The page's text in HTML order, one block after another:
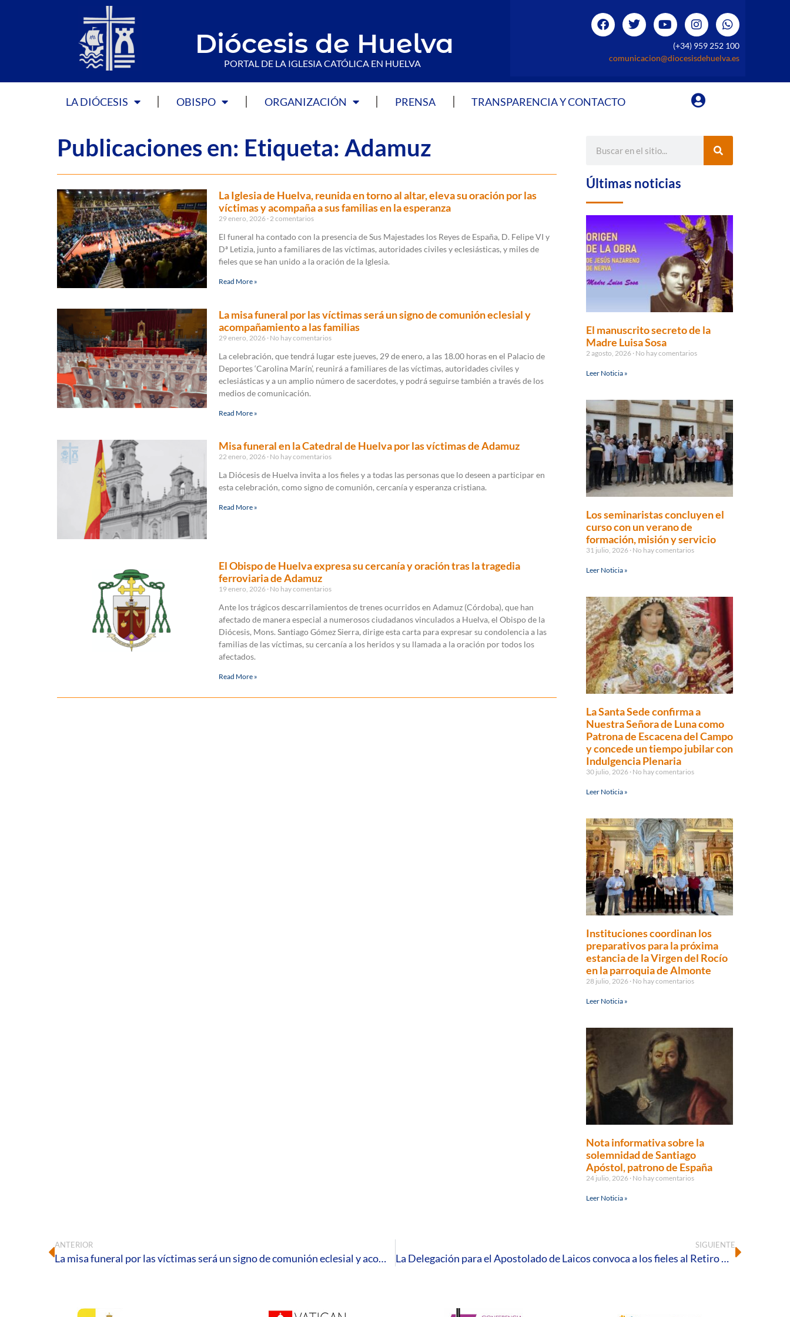
Diócesis de Huelva
PORTAL DE LA IGLESIA CATÓLICA EN HUELVA
(+34) 959 252 100
comunicacion@diocesisdehuelva.es
LA DIÓCESIS OBISPO ORGANIZACIÓN PRENSA TRANSPARENCIA Y CONTACTO
Publicaciones en: Etiqueta: Adamuz
La Iglesia de Huelva, reunida en torno al altar, eleva su oración por las
víctimas y acompaña a sus familias en la esperanza
29 enero, 2026 2 comentarios
El funeral ha contado con la presencia de Sus Majestades los Reyes de España, D. Felipe VI y
Dª Letizia, junto a familiares de las víctimas, autoridades civiles y eclesiásticas, y miles de
fieles que se han unido a la oración de la Iglesia.
Read More »
La misa funeral por las víctimas será un signo de comunión eclesial y
acompañamiento a las familias
29 enero, 2026 No hay comentarios
La celebración, que tendrá lugar este jueves, 29 de enero, a las 18.00 horas en el Palacio de
Deportes ‘Carolina Marín’, reunirá a familiares de las víctimas, autoridades civiles y
eclesiásticas y a un amplio número de sacerdotes, y podrá seguirse también a través de los
medios de comunicación.
Read More »
Misa funeral en la Catedral de Huelva por las víctimas de Adamuz
22 enero, 2026 No hay comentarios
La Diócesis de Huelva invita a los fieles y a todas las personas que lo deseen a participar en
esta celebración, como signo de comunión, cercanía y esperanza cristiana.
Read More »
El Obispo de Huelva expresa su cercanía y oración tras la tragedia
ferroviaria de Adamuz
19 enero, 2026 No hay comentarios
Ante los trágicos descarrilamientos de trenes ocurridos en Adamuz (Córdoba), que han
afectado de manera especial a numerosos ciudadanos vinculados a Huelva, el Obispo de la
Diócesis, Mons. Santiago Gómez Sierra, dirige esta carta para expresar su condolencia a las
familias de las víctimas, su cercanía a los heridos y su llamada a la oración por todos los
afectados.
Read More »
Últimas noticias
El manuscrito secreto de la
Madre Luisa Sosa
2 agosto, 2026 No hay comentarios
Leer Noticia »
Los seminaristas concluyen el
curso con un verano de
formación, misión y servicio
31 julio, 2026 No hay comentarios
Leer Noticia »
La Santa Sede confirma a
Nuestra Señora de Luna como
Patrona de Escacena del Campo
y concede un tiempo jubilar con
Indulgencia Plenaria
30 julio, 2026 No hay comentarios
Leer Noticia »
Instituciones coordinan los
preparativos para la próxima
estancia de la Virgen del Rocío
en la parroquia de Almonte
28 julio, 2026 No hay comentarios
Leer Noticia »
Nota informativa sobre la
solemnidad de Santiago
Apóstol, patrono de España
24 julio, 2026 No hay comentarios
Leer Noticia »
ANTERIOR
La misa funeral por las víctimas será un signo de comunión eclesial y acompañamiento a las familias
SIGUIENTE
La Delegación para el Apostolado de Laicos convoca a los fieles al Retiro Diocesano de Cuaresma para prepararse juntos hacia la Pascua